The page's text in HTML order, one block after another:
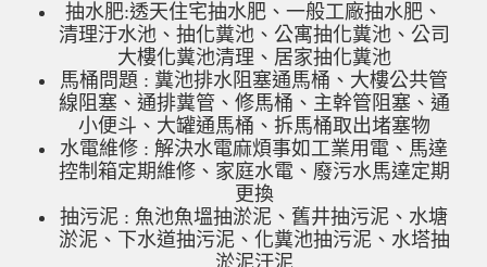
抽水肥:透天住宅抽水肥、一般工廠抽水肥、
清理汙水池、抽化糞池、公寓抽化糞池、公司
大樓化糞池清理、居家抽化糞池
馬桶問題 : 糞池排水阻塞通馬桶、大樓公共管
線阻塞、通排糞管、修馬桶、主幹管阻塞、通
小便斗、大罐通馬桶、拆馬桶取出堵塞物
水電維修 : 解決水電麻煩事如工業用電、馬達
控制箱定期維修、家庭水電、廢污水馬達定期
更換
抽污泥 : 魚池魚塭抽淤泥、舊井抽污泥、水塘
淤泥、下水道抽污泥、化糞池抽污泥、水塔抽